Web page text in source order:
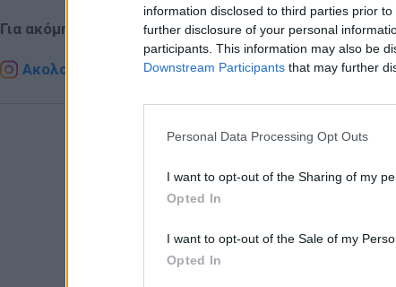
information disclosed to third parties prior
further disclosure of your personal
participants. This information may also be
Downstream Participants that may further
Personal Data Processing Opt Outs
I want to opt-out of the Sharing of my
Opted In
I want to opt-out of the Sale of my
Opted In
Για ακόμη περισσότερανέα, μπείτε στηνροή
Ακολουθήστε το E-Radio.gr και στο Instagram
ΔΙΑΦΗΜΙΣΗ